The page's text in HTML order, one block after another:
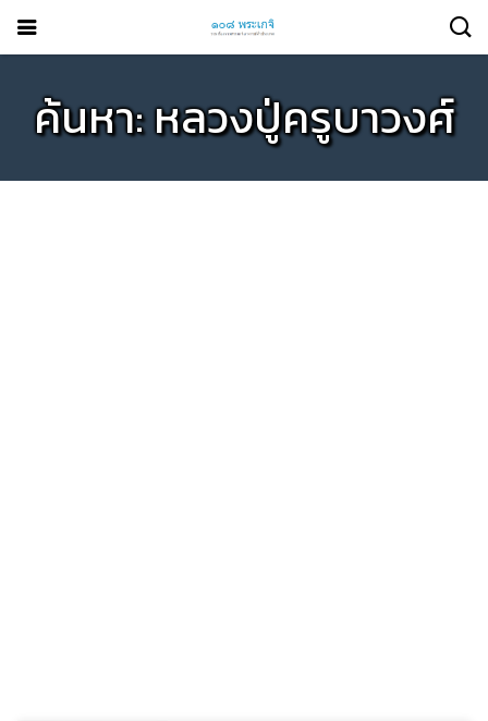
ค้นหา: หลวงปู่ครูบาวงศ์